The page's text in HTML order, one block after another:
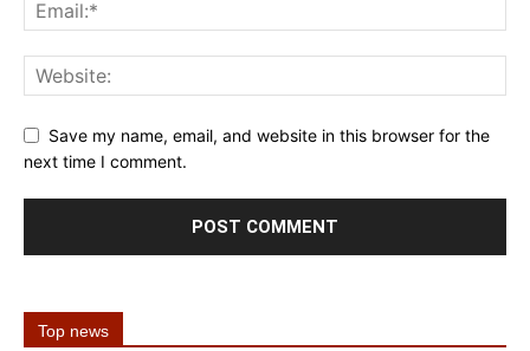
Save my name, email, and website in this browser for the
next time I comment.
Top news